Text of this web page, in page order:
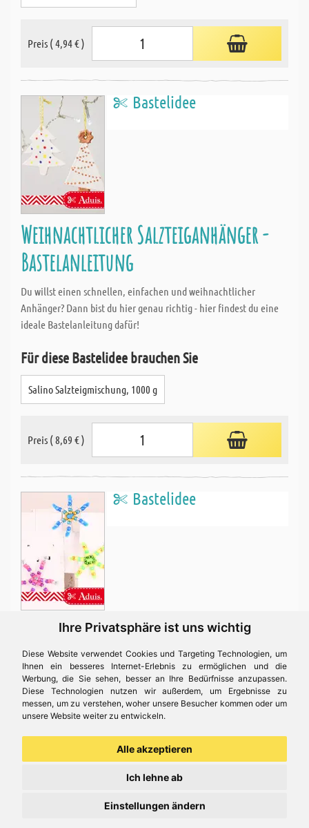
Ihre Privatsphäre ist uns wichtig
Diese Website verwendet Cookies und Targeting Technologien, um
Ihnen ein besseres Internet-Erlebnis zu ermöglichen und die
Werbung, die Sie sehen, besser an Ihre Bedürfnisse anzupassen.
Diese Technologien nutzen wir außerdem, um Ergebnisse zu
messen, um zu verstehen, woher unsere Besucher kommen oder um
unsere Website weiter zu entwickeln.
Alle akzeptieren
Ich lehne ab
Einstellungen ändern
Preis ( 4,94 € )
Bastelidee
Weihnachtlicher Salzteiganhänger -
Bastelanleitung
Du willst einen schnellen, einfachen und weihnachtlicher
Anhänger? Dann bist du hier genau richtig - hier findest du eine
ideale Bastelanleitung dafür!
Für diese Bastelidee brauchen Sie
Salino Salzteigmischung, 1000 g
Preis ( 8,69 € )
Bastelidee
Ponybeads Perlen Sterne -
Bastelanleitung
Glitzernde Sterne aus Chenilledraht und Ponybeads bzw.
Kongoperlen. Ideal um die aufregende Weihnachts-Wartezeit mit
Kindern zu verschönern. Wer braucht schon Schnee wen man
genug Glitzer hat?
Für diese Bastelidee brauchen Sie
Chenilledraht gold & silber - 10 Stk., Ø 9 mm, 50